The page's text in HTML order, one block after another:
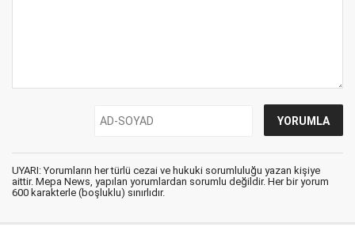
UYARI: Yorumların her türlü cezai ve hukuki sorumluluğu yazan kişiye
aittir. Mepa News, yapılan yorumlardan sorumlu değildir. Her bir yorum
600 karakterle (boşluklu) sınırlıdır.